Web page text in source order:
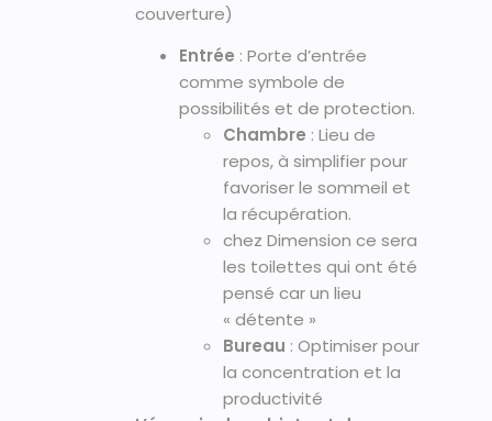
couverture)
Entrée : Porte d’entrée
comme symbole de
possibilités et de protection.
Chambre : Lieu de
repos, à simplifier pour
favoriser le sommeil et
la récupération.
chez Dimension ce sera
les toilettes qui ont été
pensé car un lieu
« détente »
Bureau : Optimiser pour
la concentration et la
productivité